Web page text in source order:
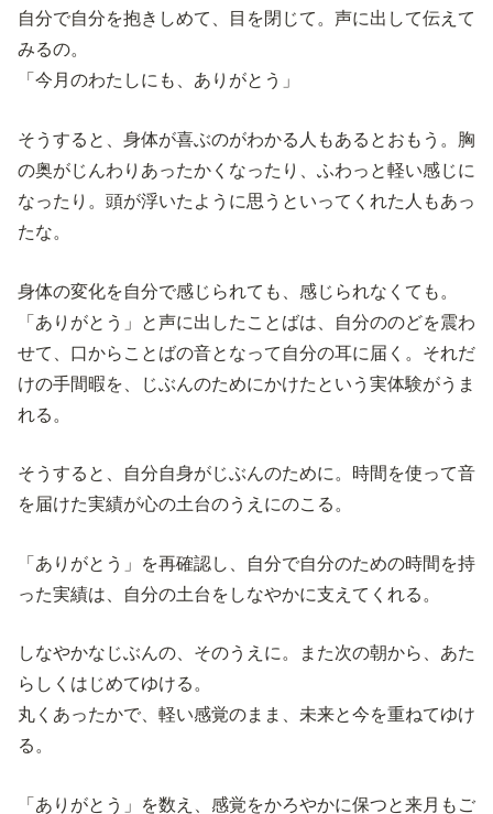
自分で自分を抱きしめて、目を閉じて。声に出して伝えて
みるの。
「今月のわたしにも、ありがとう」
そうすると、身体が喜ぶのがわかる人もあるとおもう。胸
の奥がじんわりあったかくなったり、ふわっと軽い感じに
なったり。頭が浮いたように思うといってくれた人もあっ
たな。
身体の変化を自分で感じられても、感じられなくても。
「ありがとう」と声に出したことばは、自分ののどを震わ
せて、口からことばの音となって自分の耳に届く。それだ
けの手間暇を、じぶんのためにかけたという実体験がうま
れる。
そうすると、自分自身がじぶんのために。時間を使って音
を届けた実績が心の土台のうえにのこる。
「ありがとう」を再確認し、自分で自分のための時間を持
った実績は、自分の土台をしなやかに支えてくれる。
しなやかなじぶんの、そのうえに。また次の朝から、あた
らしくはじめてゆける。
丸くあったかで、軽い感覚のまま、未来と今を重ねてゆけ
る。
「ありがとう」を数え、感覚をかろやかに保つと来月もご